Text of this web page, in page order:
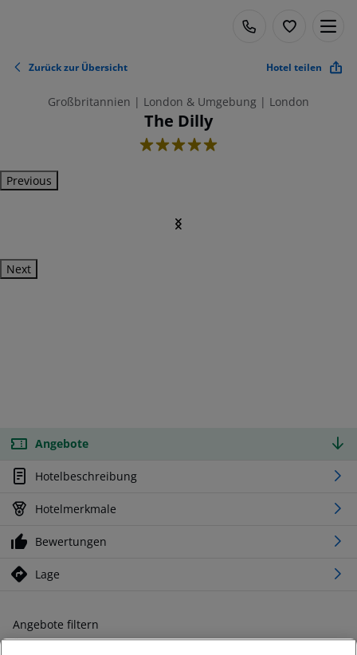
Zurück zur Übersicht Hotel teilen
Großbritannien | London & Umgebung | London
The Dilly
5
Previous
Next
Angebote
Hotelbeschreibung
Hotelmerkmale
Bewertungen
Lage
Angebote filtern
Ändern Sie Ihre Kriterien nach Ihren Wünschen